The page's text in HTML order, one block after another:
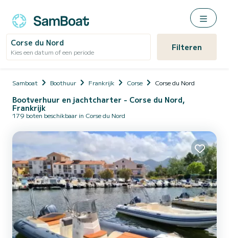
Corse du Nord
Kies een datum of een periode Filteren
Samboat Boothuur Frankrijk Corse Corse du Nord
Bootverhuur en jachtcharter - Corse du Nord,
Frankrijk
179 boten beschikbaar in Corse du Nord